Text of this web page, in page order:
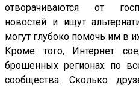
отворачиваются от
новостей и ищут
могут глубоко помочь им в
Кроме того, Интернет
брошенных регионах по
сообщества. Сколько